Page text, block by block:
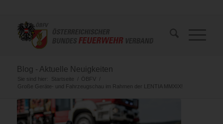
Blog - Aktuelle Neuigkeiten
Sie sind hier: Startseite / ÖBFV
/
Große Geräte- und Fahrzeugschau im Rahmen der LENTIA MMXIX!